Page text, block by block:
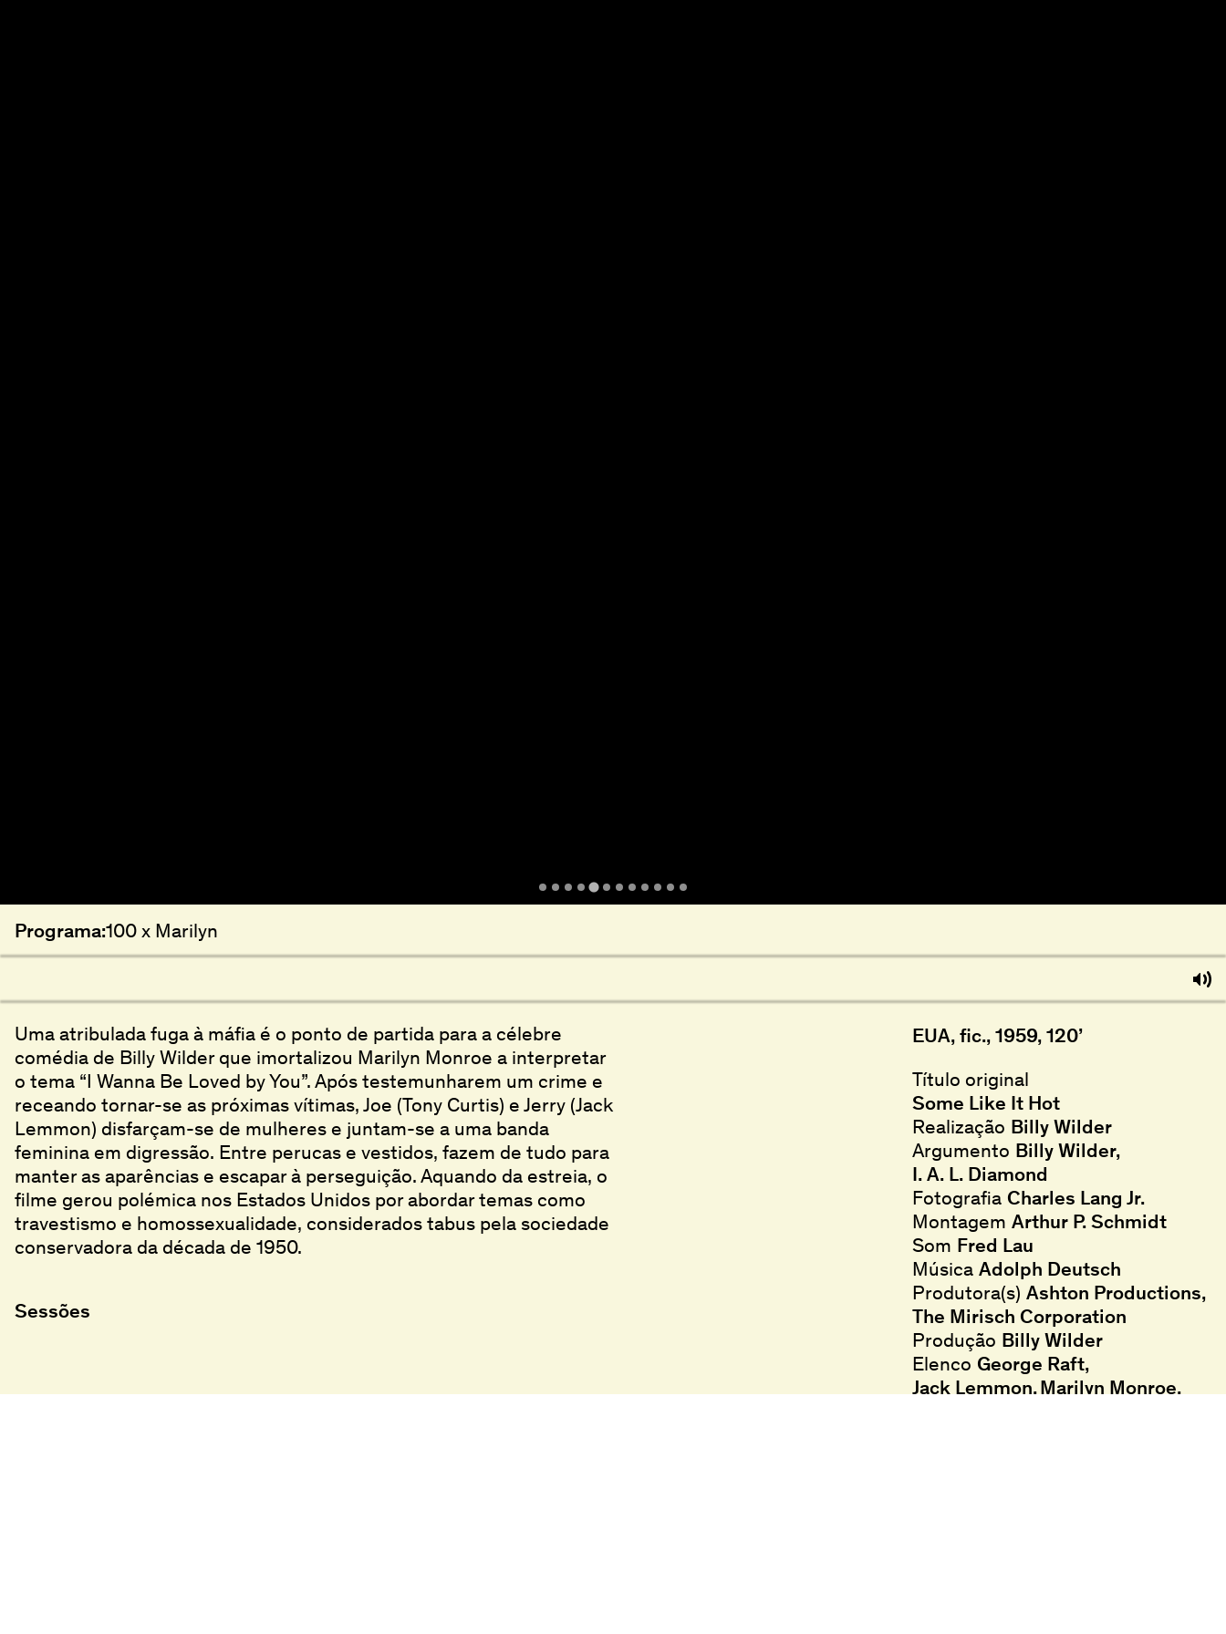
Programa:100 x Marilyn
Uma atribulada fuga à máfia é o ponto de partida para a célebre
comédia de Billy Wilder que imortalizou Marilyn Monroe a interpretar
o tema “I Wanna Be Loved by You”. Após testemunharem um crime e
receando tornar-se as próximas vítimas, Joe (Tony Curtis) e Jerry (Jack
Lemmon) disfarçam-se de mulheres e juntam-se a uma banda
feminina em digressão. Entre perucas e vestidos, fazem de tudo para
manter as aparências e escapar à perseguição. Aquando da estreia, o
filme gerou polémica nos Estados Unidos por abordar temas como
travestismo e homossexualidade, considerados tabus pela sociedade
conservadora da década de 1950.
Sessões
EUA, fic., 1959, 120’
Título original
Some Like It Hot
Realização Billy Wilder
Argumento Billy Wilder
I. A. L. Diamond
Fotografia Charles Lang Jr.
Montagem Arthur P. Schmidt
Som Fred Lau
Música Adolph Deutsch
Produtora(s) Ashton Productions
The Mirisch Corporation
Produção Billy Wilder
Elenco George Raft
Jack Lemmon Marilyn Monroe